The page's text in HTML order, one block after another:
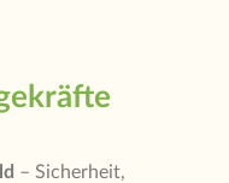
– Sicherheit,